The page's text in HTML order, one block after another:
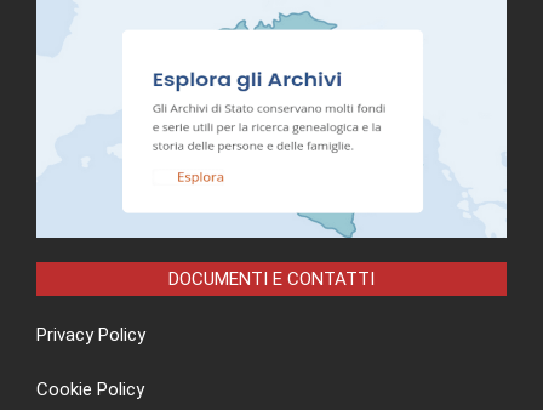
DOCUMENTI E CONTATTI
Privacy Policy
Cookie Policy